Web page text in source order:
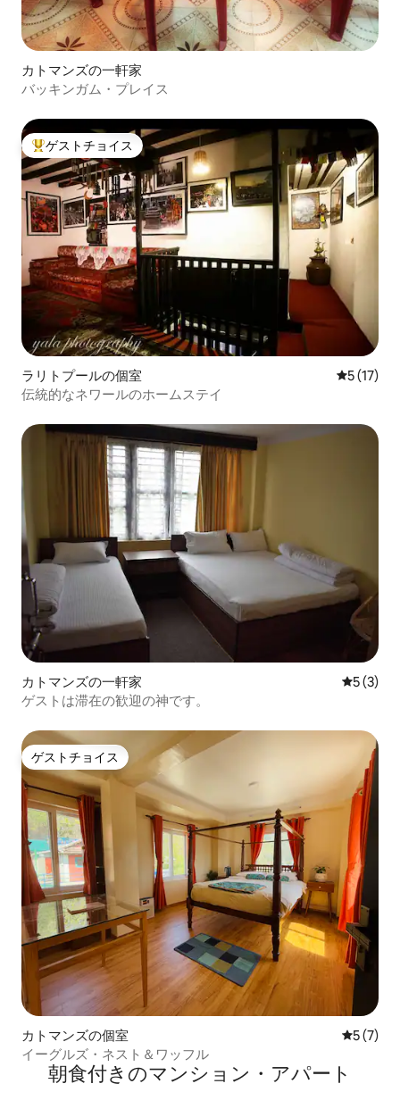
カトマンズの一軒家
バッキンガム・プレイス
大好評のゲストチョイスです。
ゲストチョイス
ラリトプールの個室 レビュー
5 (17)
伝統的なネワールのホームステイ
カトマンズの一軒家 レビュー
5 (3)
ゲストは滞在の歓迎の神です。
ゲストチョイス
ゲストチョイス
カトマンズの個室 レビュー
5 (7)
イーグルズ・ネスト＆ワッフル
朝食付きのマンション・アパート